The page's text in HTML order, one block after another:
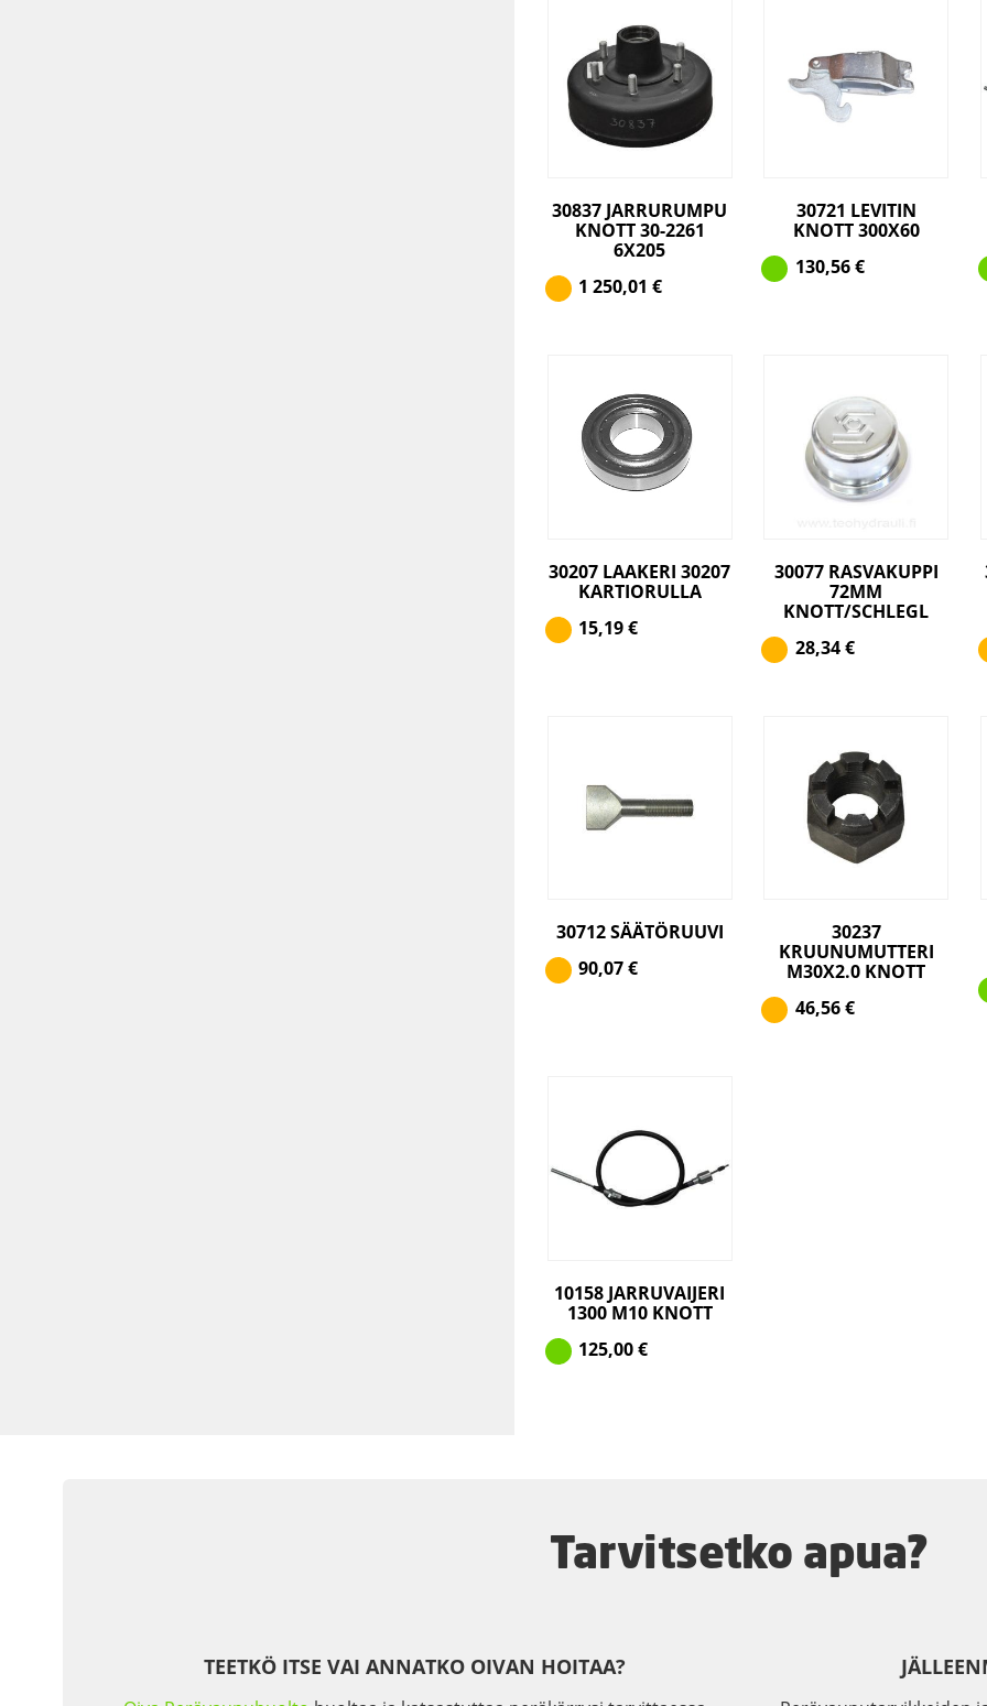
30837 JARRURUMPU
KNOTT 30-2261
6X205
1 250,01€
30721 LEVITIN
KNOTT 300X60
130,56€
30207 LAAKERI 30207
KARTIORULLA
15,19€
30077 RASVAKUPPI
72MM
KNOTT/SCHLEGL
28,34€
30712 SÄÄTÖRUUVI
90,07€
30237
KRUUNUMUTTERI
M30X2.0 KNOTT
46,56€
10158 JARRUVAIJERI
1300 M10 KNOTT
125,00€
Tarvitsetko apua?
TEETKÖ ITSE VAI ANNATKO OIVAN HOITAA?